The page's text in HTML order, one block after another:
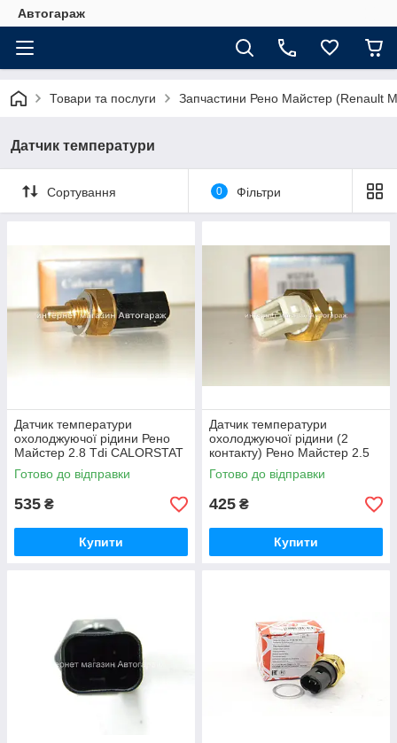
Автогараж
Товари та послуги Запчастини Рено Майстер (Renault
Датчик температури
Сортування 0 Фільтри
Датчик температури
охолоджуючої рідини Рено
Майстер 2.8 Tdi CALORSTAT
by Vernet (Франція) WS2602
Готово до відправки
535 ₴
Купити
Датчик температури
охолоджуючої рідини (2
контакту) Рено Майстер 2.5
D+2.8 Tdi Vernet (Франція)
WS2584
Готово до відправки
425 ₴
Купити